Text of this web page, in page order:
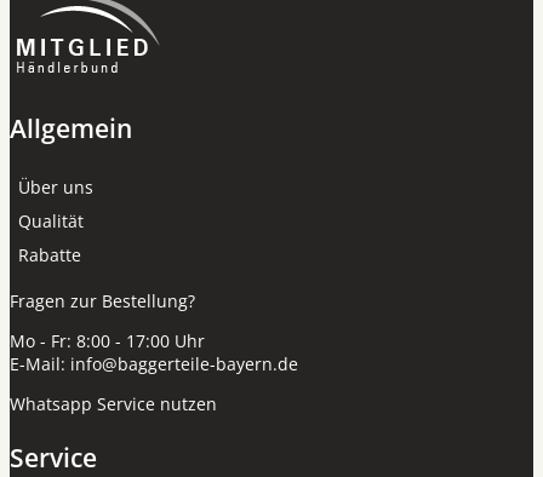
Allgemein
Über uns
Qualität
Rabatte
Fragen zur Bestellung?
Mo - Fr: 8:00 - 17:00 Uhr
E-Mail: info@baggerteile-bayern.de
Whatsapp Service nutzen
Service